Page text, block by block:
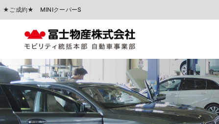
★ご成約★ MINIクーパーS